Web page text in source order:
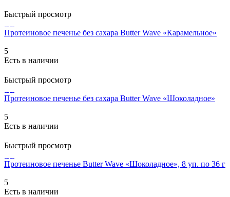
Быстрый просмотр
Протеиновое печенье без сахара Butter Wave «Карамельное»
5
Есть в наличии
Быстрый просмотр
Протеиновое печенье без сахара Butter Wave «Шоколадное»
5
Есть в наличии
Быстрый просмотр
Протеиновое печенье Butter Wave «Шоколадное», 8 уп. по 36 г
5
Есть в наличии